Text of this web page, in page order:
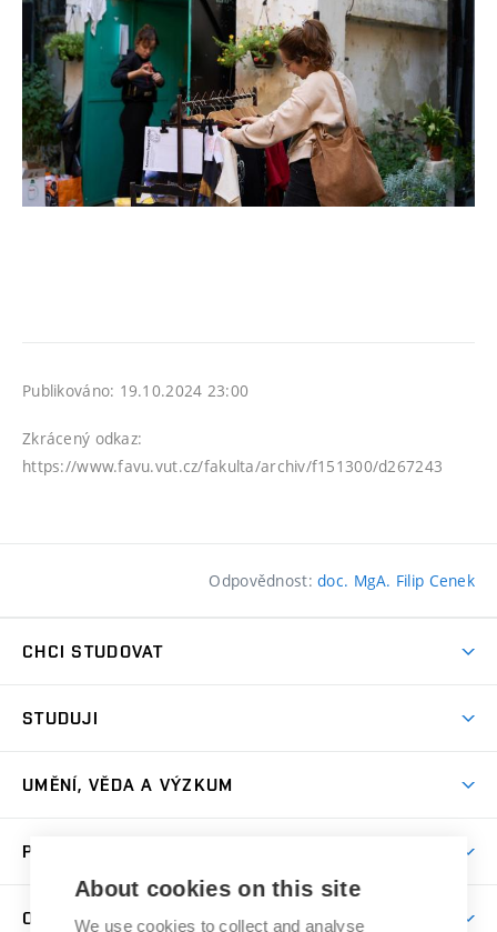
Publikováno: 19.10.2024 23:00
Zkrácený odkaz:
https://www.favu.vut.cz/fakulta/archiv/f151300/d267243
Odpovědnost:doc. MgA. Filip Cenek
CHCI STUDOVAT
Přijímačky
Dny otevřených dveří
Přípravné kurzy
Studium bez bariér
STUDUJI
Časový plán studia
Studijní předpisy a formuláře
Studium a stáže v zahraničí
UMĚNÍ, VĚDA A VÝZKUM
Publikační činnost
PRO VEŘEJNOST
Letní školy a semestrální kurzy
O FAKULTĚ
About cookies on this site
We use cookies to collect and analyse